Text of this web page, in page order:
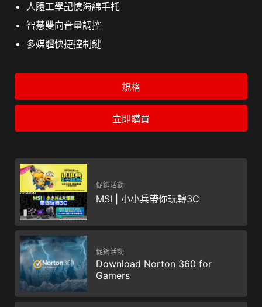
人體工學記憶海綿手托
智慧雙向音量調控
多媒體快捷控制鍵
規格
立即購買
促銷活動
MSI | 小小兵帶你玩轉3C
促銷活動
Download Norton 360 for
Gamers